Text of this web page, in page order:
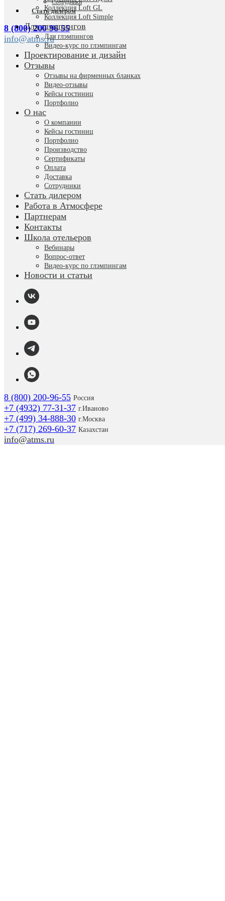
Сотрудники
Стать дилером
8 (800) 200 96 55
info@atms.ru
Коллекция Loft GL
Коллекция Loft Simple
Для глэмпингов
Для глэмпингов
Видео-курс по глэмпингам
Проектирование и дизайн
Отзывы
Отзывы на фирменных бланках
Видео-отзывы
Кейсы гостиниц
Портфолио
О нас
О компании
Кейсы гостиниц
Портфолио
Производство
Сертификаты
Оплата
Доставка
Сотрудники
Стать дилером
Работа в Атмосфере
Партнерам
Контакты
Школа отельеров
Вебинары
Вопрос-ответ
Видео-курс по глэмпингам
Новости и статьи
8 (800) 200-96-55 Россия
+7 (4932) 77-31-37 г.Иваново
+7 (499) 34-888-30 г.Москва
+7 (717) 269-60-37 Казахстан
info@atms.ru